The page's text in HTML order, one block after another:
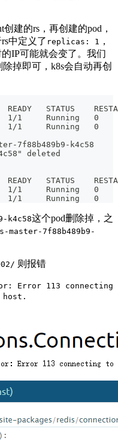
建的rs，再创建的pod，
中定义了 replicas: 1 ，
IP可能就会变了。我们
掉即可，k8s会自动再创
STATUS
1/1     Running   0
1/1     Running   0
7f88b489b9-k4c58
deleted
STATUS
1/1     Running   0
1/1     Running   0
k4c58这个pod删除掉，之
master-7f88b489b9-
则报错
Error 113 connecting